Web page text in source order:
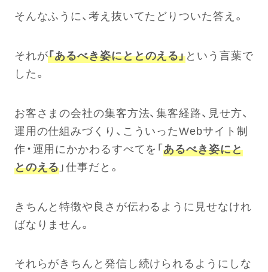
そんなふうに、考え抜いてたどりついた答え。
それが「あるべき姿にととのえる」という言葉で
した。
お客さまの会社の集客方法、集客経路、見せ方、
運用の仕組みづくり、こういったWebサイト制
作・運用にかかわるすべてを「あるべき姿にと
とのえる」仕事だと。
きちんと特徴や良さが伝わるように見せなけれ
ばなりません。
それらがきちんと発信し続けられるようにしな